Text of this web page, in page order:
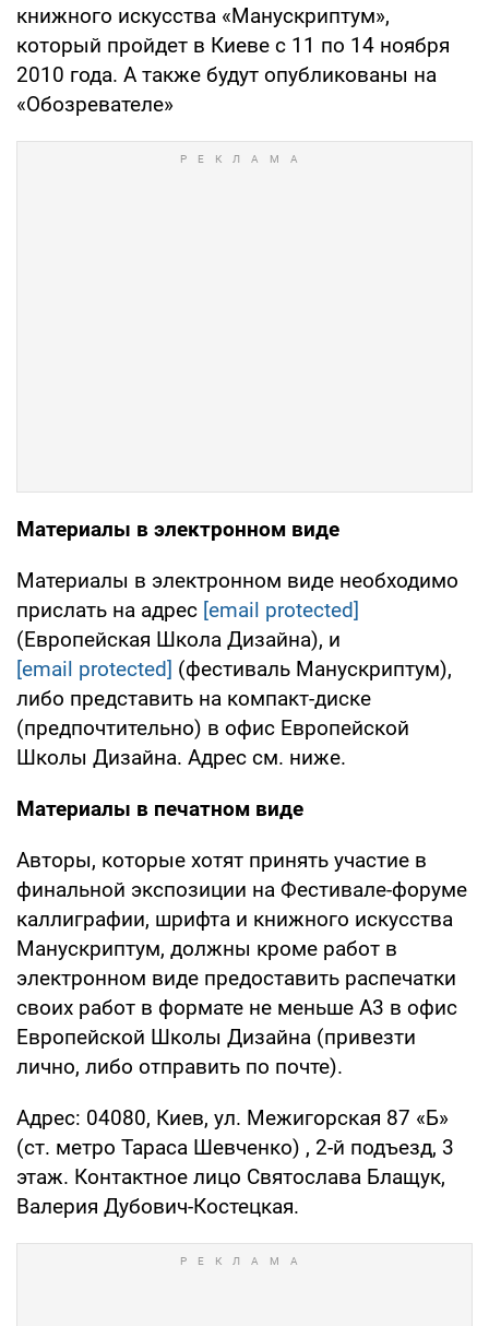
книжного искусства «Манускриптум»,
который пройдет в Киеве с 11 по 14 ноября
2010 года. А также будут опубликованы на
«Обозревателе»
Материалы в электронном виде
Материалы в электронном виде необходимо
прислать на адрес [email protected]
(Европейская Школа Дизайна), и
[email protected] (фестиваль Манускриптум),
либо представить на компакт-диске
(предпочтительно) в офис Европейской
Школы Дизайна. Адрес см. ниже.
Материалы в печатном виде
Авторы, которые хотят принять участие в
финальной экспозиции на Фестивале-форуме
каллиграфии, шрифта и книжного искусства
Манускриптум, должны кроме работ в
электронном виде предоставить распечатки
своих работ в формате не меньше А3 в офис
Европейской Школы Дизайна (привезти
лично, либо отправить по почте).
Адрес: 04080, Киев, ул. Межигорская 87 «Б»
(ст. метро Тараса Шевченко) , 2-й подъезд, 3
этаж. Контактное лицо Святослава Блащук,
Валерия Дубович-Костецкая.